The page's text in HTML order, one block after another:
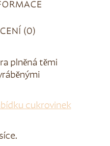
(0)
plněná těmi
cukrovinek